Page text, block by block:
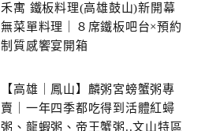
禾寓 鐵板料理(高雄鼓山)新開幕
無菜單料理｜８席鐵板吧台×預約
制質感饗宴開箱
【高雄｜鳳山】麟粥宮螃蟹粥專
賣｜一年四季都吃得到活體紅蟳
粥、龍蝦粥、帝王蟹粥..文山特區